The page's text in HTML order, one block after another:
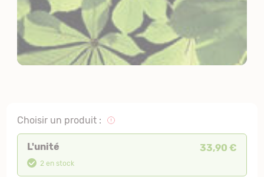
Choisir un produit :
L'unité 33,90 €
2 en stock